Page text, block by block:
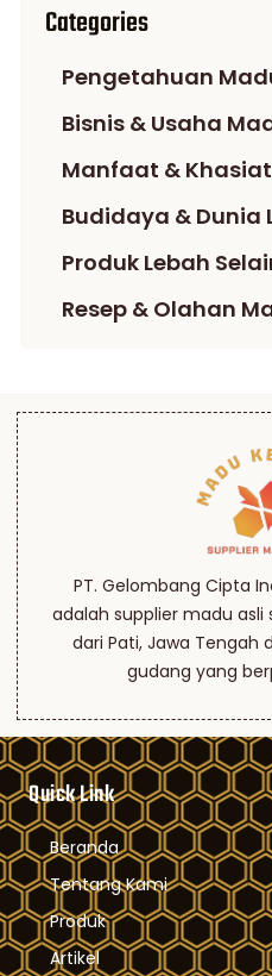
Categories
Pengetahuan
Bisnis & Usaha
Manfaat &
Budidaya & Dunia
Produk Lebah
Resep & Olahan
PT. Gelombang Cipta
adalah supplier madu
dari Pati, Jawa Tengah
gudang yang
Quick Link
Beranda
Tentang Kami
Produk
Artikel